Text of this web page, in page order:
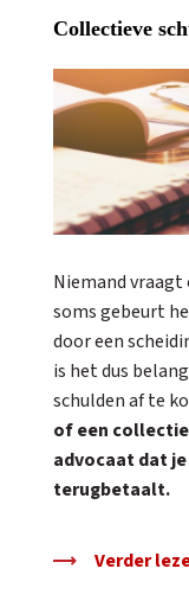
Collectieve
Niemand
soms gebeurt
door een
is het dus
schulden af te
of een
advocaat dat
terugbetaalt.
Verder